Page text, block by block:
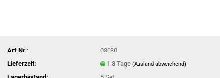
Art.Nr.:
08030
Lieferzeit:
1-3 Tage(Ausland abweichend)
Lagerbestand: 5Set